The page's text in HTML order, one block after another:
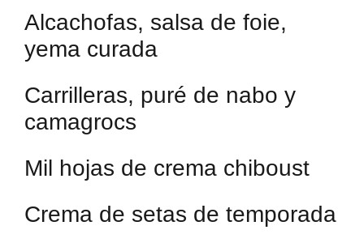
Alcachofas, salsa de foie,
yema curada
Carrilleras, puré de nabo y
camagrocs
Mil hojas de crema chiboust
Crema de setas de temporada